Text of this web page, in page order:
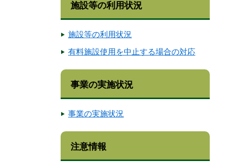
施設等の利用状況
施設等の利用状況
有料施設使用を中止する場合の対応
事業の実施状況
事業の実施状況
注意情報